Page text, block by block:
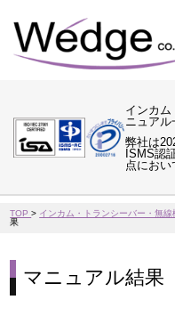
インカ
ニュア
弊社は
ISMS認
点におい
TOP> インカム・トランシーバー・無
果
マニュアル結果